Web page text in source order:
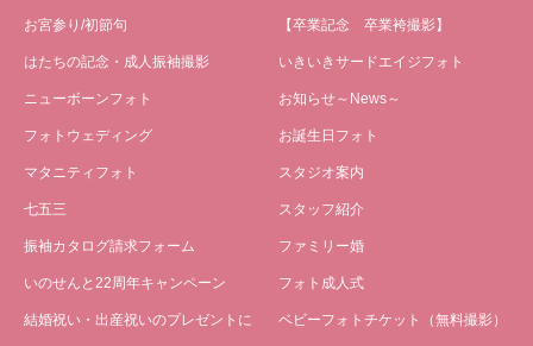
お宮参り/初節句
はたちの記念・成人振袖撮影
ニューボーンフォト
フォトウェディング
マタニティフォト
七五三
振袖カタログ請求フォーム
いのせんと22周年キャンペーン
結婚祝い・出産祝いのプレゼントに
【卒業記念 卒業袴撮影】
いきいきサードエイジフォト
お知らせ～News～
お誕生日フォト
スタジオ案内
スタッフ紹介
ファミリー婚
フォト成人式
ベビーフォトチケット（無料撮影）